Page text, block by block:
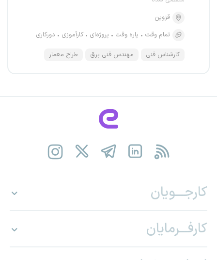
قزوین
تمام وقت
پاره وقت پروژه‌ای کارآموزی دورکاری
کارشناس فنی مهندس فنی برق طراح معمار
کارجـــویان
کارفـــرمایان